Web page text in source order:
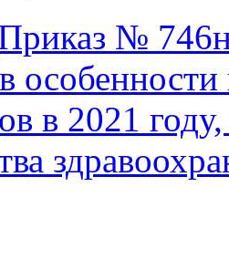
№
в 2021